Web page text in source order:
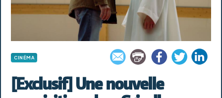
CINÉMA
[Exclusif] Une nouvelle